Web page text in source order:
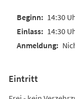
14:30
14:30
Eintritt